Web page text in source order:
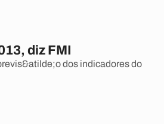
diz FMI
dos indicadores do